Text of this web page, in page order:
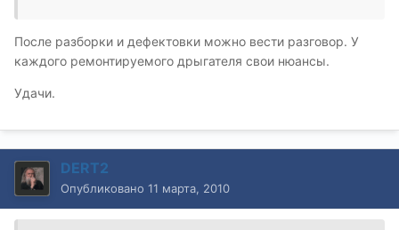
После разборки и дефектовки можно вести разговор. У
каждого ремонтируемого дрыгателя свои нюансы.
Удачи.
DERT2
Опубликовано 11 марта, 2010